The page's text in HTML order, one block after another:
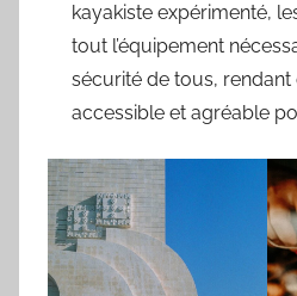
kayakiste expérimenté,
tout l’équipement
sécurité de tous,
accessible et agréable